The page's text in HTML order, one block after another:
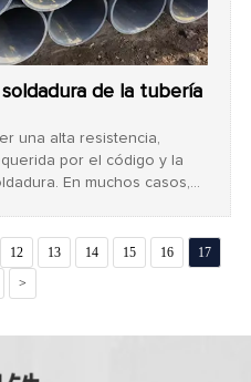
de la tubería
una alta resistencia,
por el código y la
En muchos casos,
12 13 14 15 16
17
>